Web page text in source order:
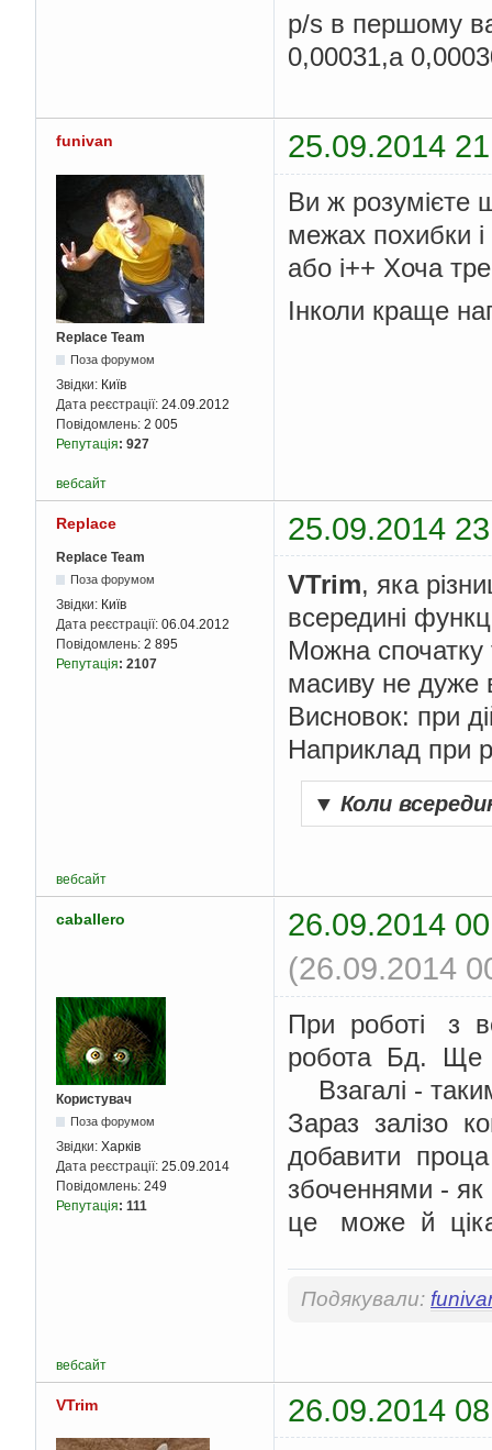
p/s в першому
0,00031,а
funivan 25.09.2014
Replace Team
Поза форумом
Звідки: Київ
Дата реєстрації: 24.09.2012
Повідомлень: 2 005
Репутація: 927
Ви ж розумієте
межах похибки
або і++ Хоча
Інколи краще
вебсайт
Replace 25.09.2014
Replace Team
Поза форумом
Звідки: Київ
Дата реєстрації: 06.04.2012
Повідомлень: 2 895
Репутація: 2107
VTrim, яка
всередині
Можна
масиву не дуже
Висновок: при
Наприклад при
▼ Коли
вебсайт
caballero
26.09.2014
(26.09.2014
Користувач
Поза форумом
Звідки: Харків
Дата реєстрації: 25.09.2014
Повідомлень: 249
Репутація: 111
При роботі з
робота Бд. Ще
Взагалі -
Зараз залізо
добавити
збоченнями -
це може й
Подякували:
вебсайт
VTrim 26.09.2014